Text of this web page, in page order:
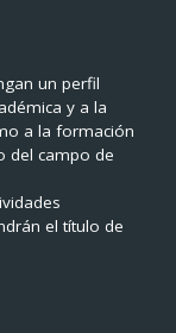
un perfil
y a la
a la formación
del campo de
el título de